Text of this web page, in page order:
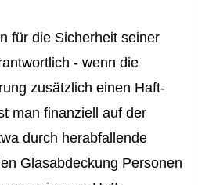
für die Sicherheit seiner
- wenn die
zusätzlich einen Haft­
man finanziell auf der
durch herabfallende
Glasabdeckung Per­sonen